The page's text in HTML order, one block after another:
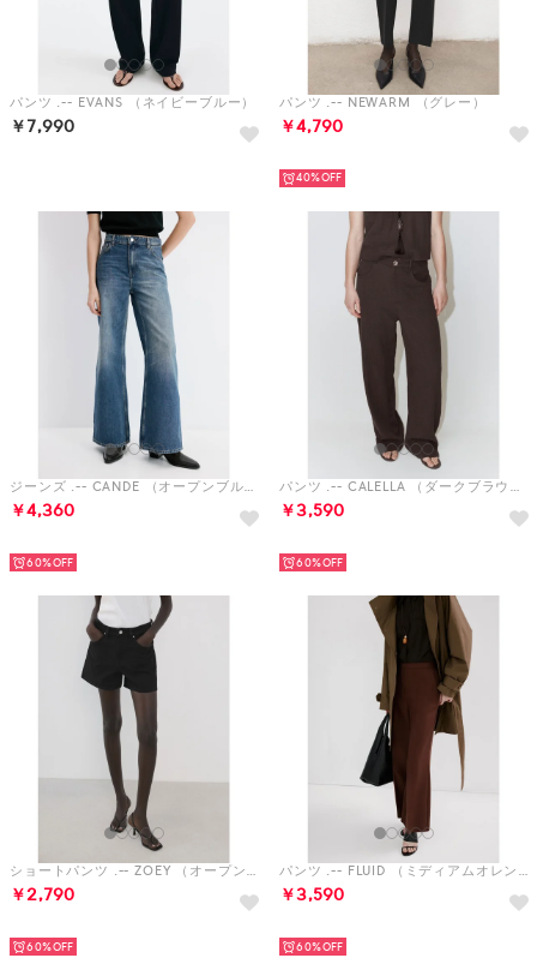
パンツ .-- EVANS （ネイビーブルー）
￥7,990
パンツ .-- NEWARM （グレー）
￥4,790
40%
ジーンズ .-- CANDE （オープンブルー）
￥4,360
60%
パンツ .-- CALELLA （ダークブラウン）
￥3,590
60%
ショートパンツ .-- ZOEY （オープングレー）
￥2,790
60%
パンツ .-- FLUID （ミディアムオレンジ）
￥3,590
60%